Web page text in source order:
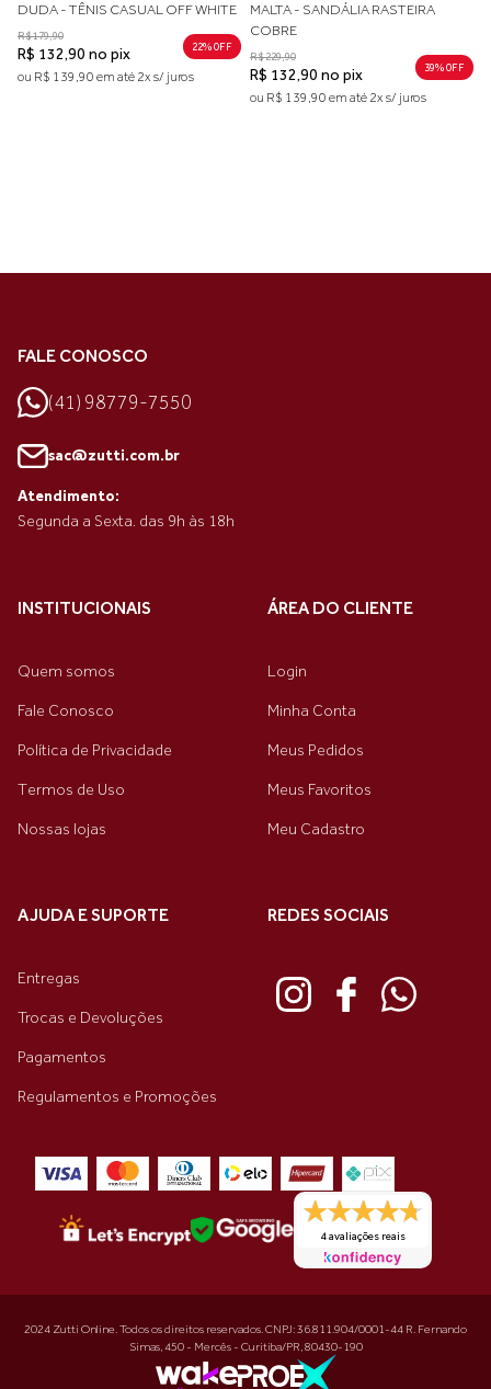
DUDA - TÊNIS CASUAL OFF WHITE
R$ 179,90
R$ 132,90 no pix 22% 0FF
ou R$ 139,90 em até 2x s/ juros
MALTA - SANDÁLIA RASTEIRA
COBRE
R$ 229,90
R$ 132,90 no pix 39% 0FF
ou R$ 139,90 em até 2x s/ juros
FALE CONOSCO
(41) 98779-7550
sac@zutti.com.br
Atendimento:
Segunda a Sexta. das 9h às 18h
INSTITUCIONAIS
Quem somos
Fale Conosco
Política de Privacidade
Termos de Uso
Nossas lojas
ÁREA DO CLIENTE
Login
Minha Conta
Meus Pedidos
Meus Favoritos
Meu Cadastro
AJUDA E SUPORTE
Entregas
Trocas e Devoluções
Pagamentos
Regulamentos e Promoções
REDES SOCIAIS
4 avaliações reais
2024 Zutti Online. Todos os direitos reservados. CNPJ: 36.811.904/0001-44 R. Fernando
Simas, 450 - Mercês - Curitiba/PR, 80430-190